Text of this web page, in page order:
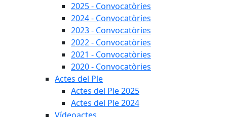
2025 - Convocatòries
2024 - Convocatòries
2023 - Convocatòries
2022 - Convocatòries
2021 - Convocatòries
2020 - Convocatòries
Actes del Ple
Actes del Ple 2025
Actes del Ple 2024